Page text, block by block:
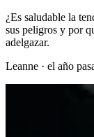
¿Es saludable la
sus peligros y por
adelgazar.
Leanne · el año